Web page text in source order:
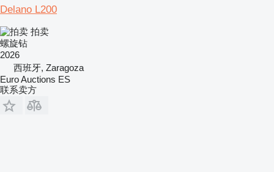
Delano L200
拍卖
螺旋钻
2026
西班牙, Zaragoza
Euro Auctions ES
联系卖方